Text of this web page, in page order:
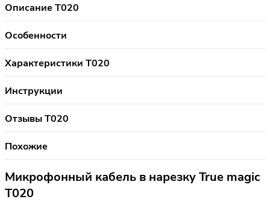
Описание T020
Особенности
Характеристики T020
Инструкции
Отзывы T020
Похожие
Микрофонный кабель в нарезку True magic
T020